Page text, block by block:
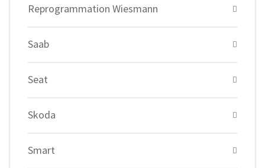
Reprogrammation Wiesmann
Saab
Seat
Skoda
Smart